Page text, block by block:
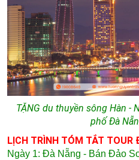
TẶNG du thuyền sông Hàn -
phố Đà
LỊCH TRÌNH TÓM TẮT TOUR
Ngày 1: Đà Nẵng - Bán Đảo